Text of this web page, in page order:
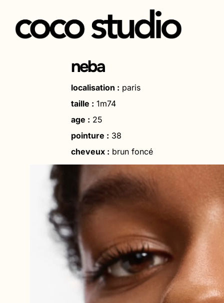
Aller
neba
localisation : paris
taille : 1m74
age : 25
pointure : 38
cheveux : brun foncé